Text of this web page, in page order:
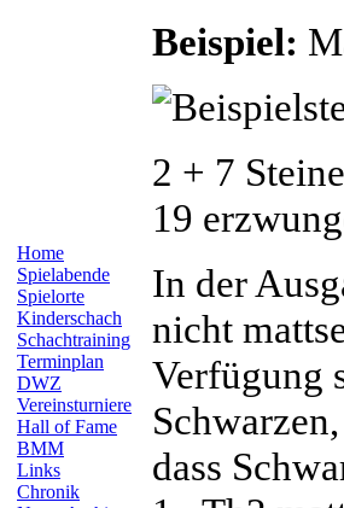
Home
Spielabende
Spielorte
Kinderschach
Schachtraining
Terminplan
DWZ
Vereinsturniere
Hall of Fame
BMM
Links
Chronik
Beispiel:
2 + 7 Steine
19
In der
nicht
Verfügung
dass